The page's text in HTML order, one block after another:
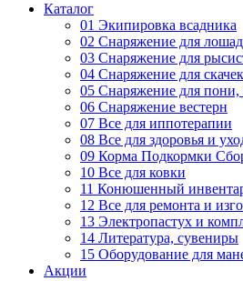
Каталог
01 Экипировка всадника
02 Снаряжение для
03 Снаряжение для
04 Снаряжение для скачек
05 Снаряжение для пони,
06 Снаряжение вестерн
07 Все для иппотерапии
08 Все для здоровья и
09 Корма Подкормки
10 Все для ковки
11 Конюшенный
12 Все для ремонта и
13 Электропастух и
14 Литература, сувениры
15 Оборудование для
Акции